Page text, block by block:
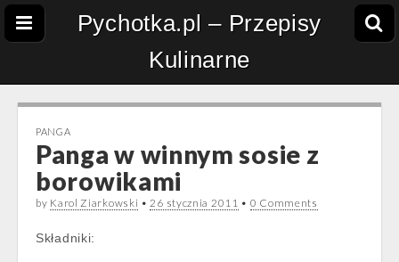
Pychotka.pl – Przepisy
Kulinarne
PANGA
Panga w winnym sosie z
borowikami
by Karol Ziarkowski •26 stycznia 2011 • 0 Comments
Składniki: